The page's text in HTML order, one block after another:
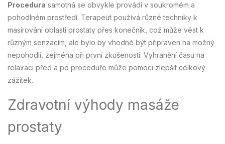
Procedura samotná se obvykle provádí v soukromém a
pohodlném prostředí. Terapeut používá různé techniky k
masírování oblasti prostaty přes konečník, což může vést k
různým senzacím, ale bylo by vhodné být připraven na možný
nepohodlí, zejména při první zkušenosti. Vyhranění času na
relaxaci před a po proceduře může pomoci zlepšit celkový
zážitek.
Zdravotní výhody masáže
prostaty